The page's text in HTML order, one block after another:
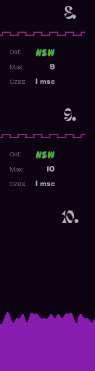
8.
9.
Ost:
9
Max:
msc
Czas:
10.
Ost:
10
Max:
msc
Czas: